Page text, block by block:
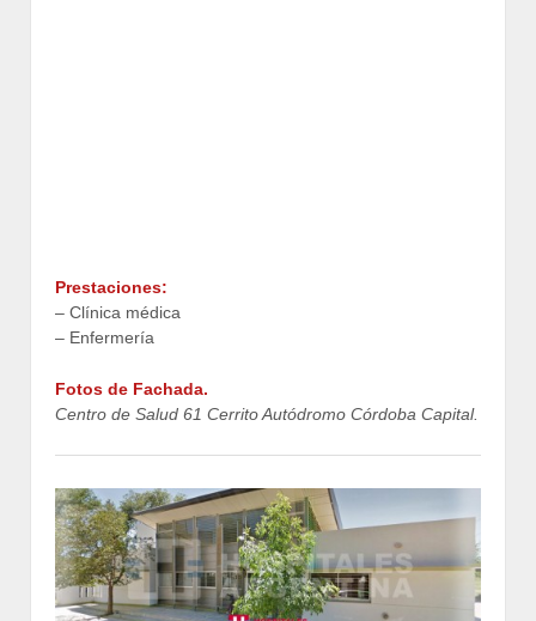
Prestaciones:
– Clínica médica
– Enfermería
Fotos de Fachada.
Centro de Salud 61 Cerrito Autódromo Córdoba Capital.